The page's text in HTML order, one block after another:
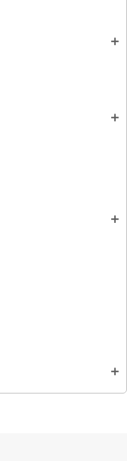
add
add
add
add